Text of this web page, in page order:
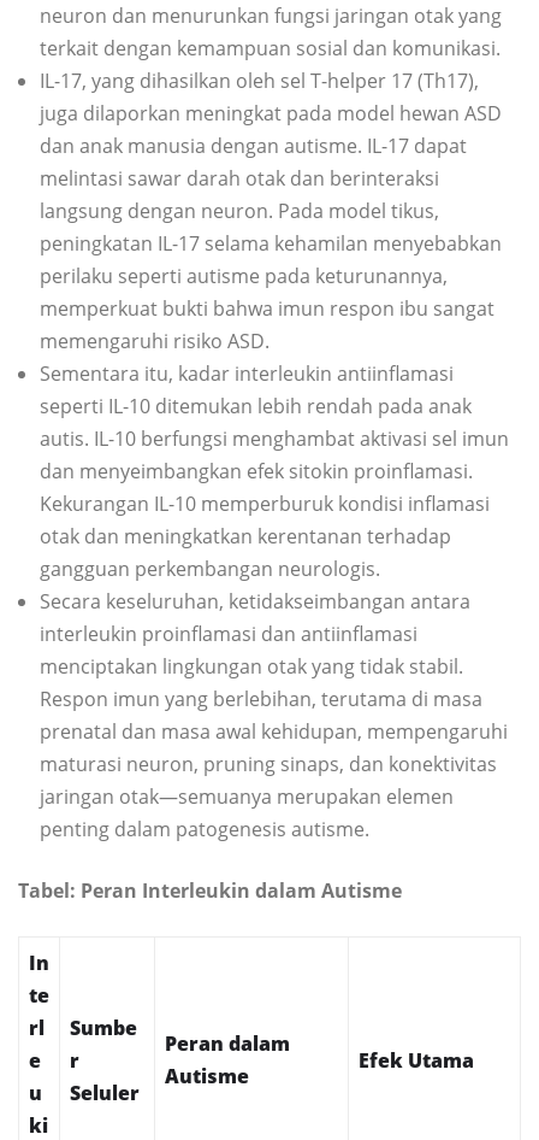
neuron dan menurunkan fungsi jaringan otak yang
terkait dengan kemampuan sosial dan komunikasi.
IL-17, yang dihasilkan oleh sel T-helper 17 (Th17),
juga dilaporkan meningkat pada model hewan ASD
dan anak manusia dengan autisme. IL-17 dapat
melintasi sawar darah otak dan berinteraksi
langsung dengan neuron. Pada model tikus,
peningkatan IL-17 selama kehamilan menyebabkan
perilaku seperti autisme pada keturunannya,
memperkuat bukti bahwa imun respon ibu sangat
memengaruhi risiko ASD.
Sementara itu, kadar interleukin antiinflamasi
seperti IL-10 ditemukan lebih rendah pada anak
autis. IL-10 berfungsi menghambat aktivasi sel imun
dan menyeimbangkan efek sitokin proinflamasi.
Kekurangan IL-10 memperburuk kondisi inflamasi
otak dan meningkatkan kerentanan terhadap
gangguan perkembangan neurologis.
Secara keseluruhan, ketidakseimbangan antara
interleukin proinflamasi dan antiinflamasi
menciptakan lingkungan otak yang tidak stabil.
Respon imun yang berlebihan, terutama di masa
prenatal dan masa awal kehidupan, mempengaruhi
maturasi neuron, pruning sinaps, dan konektivitas
jaringan otak—semuanya merupakan elemen
penting dalam patogenesis autisme.
Tabel: Peran Interleukin dalam Autisme
In
te
rl
e
u
ki
Sumbe
r
Seluler
Peran dalam
Autisme
Efek Utama